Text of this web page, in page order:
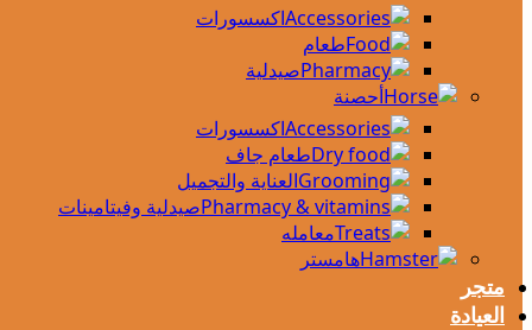
اكسسورات
طعام
صيدلية
أحصنة
اكسسورات
طعام جاف
العناية والتجميل
صيدلية وفيتامينات
معامله
هامستر
متجر
العيادة